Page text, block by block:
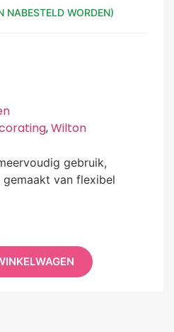
NABESTELD WORDEN)
,Wilton
gebruik,
van flexibel